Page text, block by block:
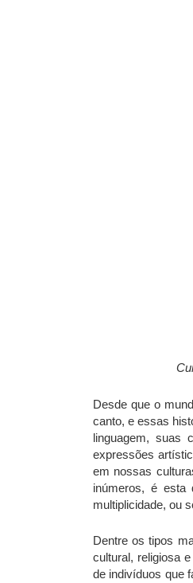
Desde que o
canto, e essas
linguagem, suas
expressões
em nossas
inúmeros, é esta
multiplicidade, ou
Dentre os tipos
cultural, religiosa
de indivíduos que